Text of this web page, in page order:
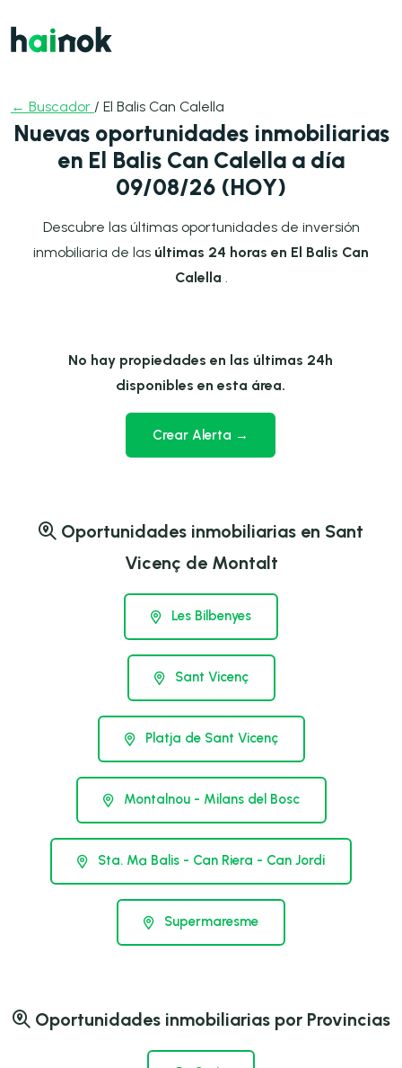
← Buscador / El Balis Can Calella
Nuevas oportunidades inmobiliarias
en El Balis Can Calella a día
09/08/26 (HOY)
Descubre las últimas oportunidades de inversión
inmobiliaria de las últimas 24 horas en El Balis Can
Calella
No hay propiedades en las últimas 24h
disponibles en esta área.
Crear Alerta →
Oportunidades inmobiliarias en Sant
Vicenç de Montalt
Les Bilbenyes
Sant Vicenç
Platja de Sant Vicenç
Montalnou - Milans del Bosc
Sta. Mª Balis - Can Riera - Can Jordi
Supermaresme
Oportunidades inmobiliarias por Provincias